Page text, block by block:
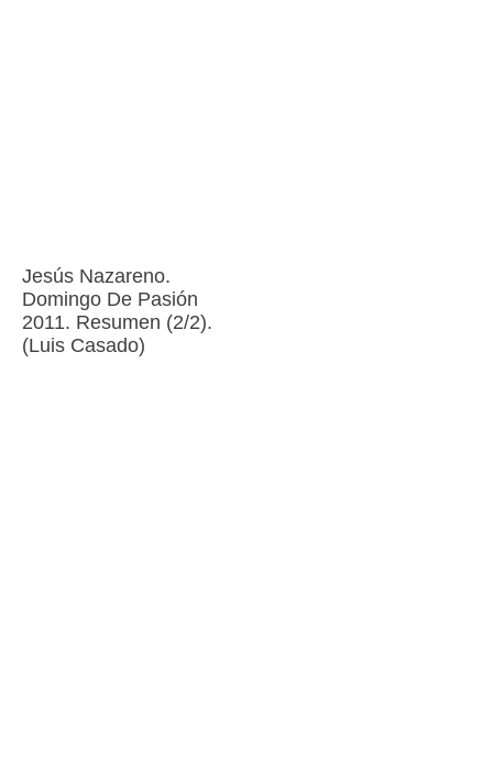
Jesús Nazareno.
Domingo De Pasión
2011. Resumen (2/2).
(Luis Casado)